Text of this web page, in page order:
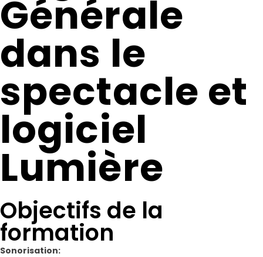
Générale
dans le
spectacle et
logiciel
Lumière
Objectifs de la
formation
Sonorisation: